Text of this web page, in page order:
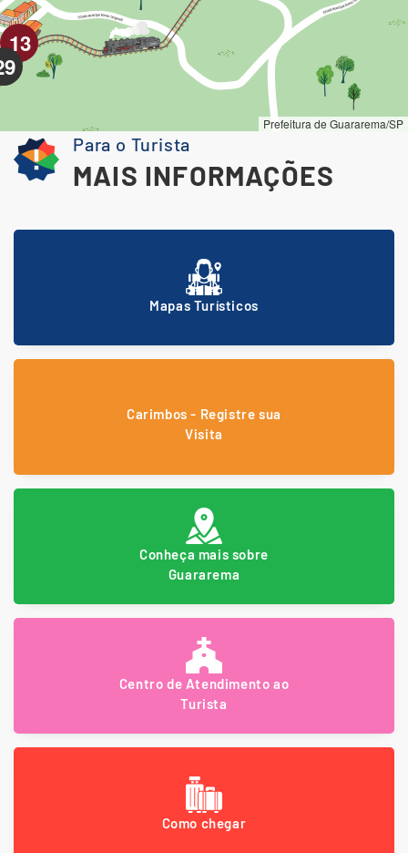
Para o Turista
MAIS INFORMAÇÕES
Mapas Turísticos
Carimbos - Registre sua
Visita
Conheça mais sobre
Guararema
Centro de Atendimento ao
Turista
Como chegar